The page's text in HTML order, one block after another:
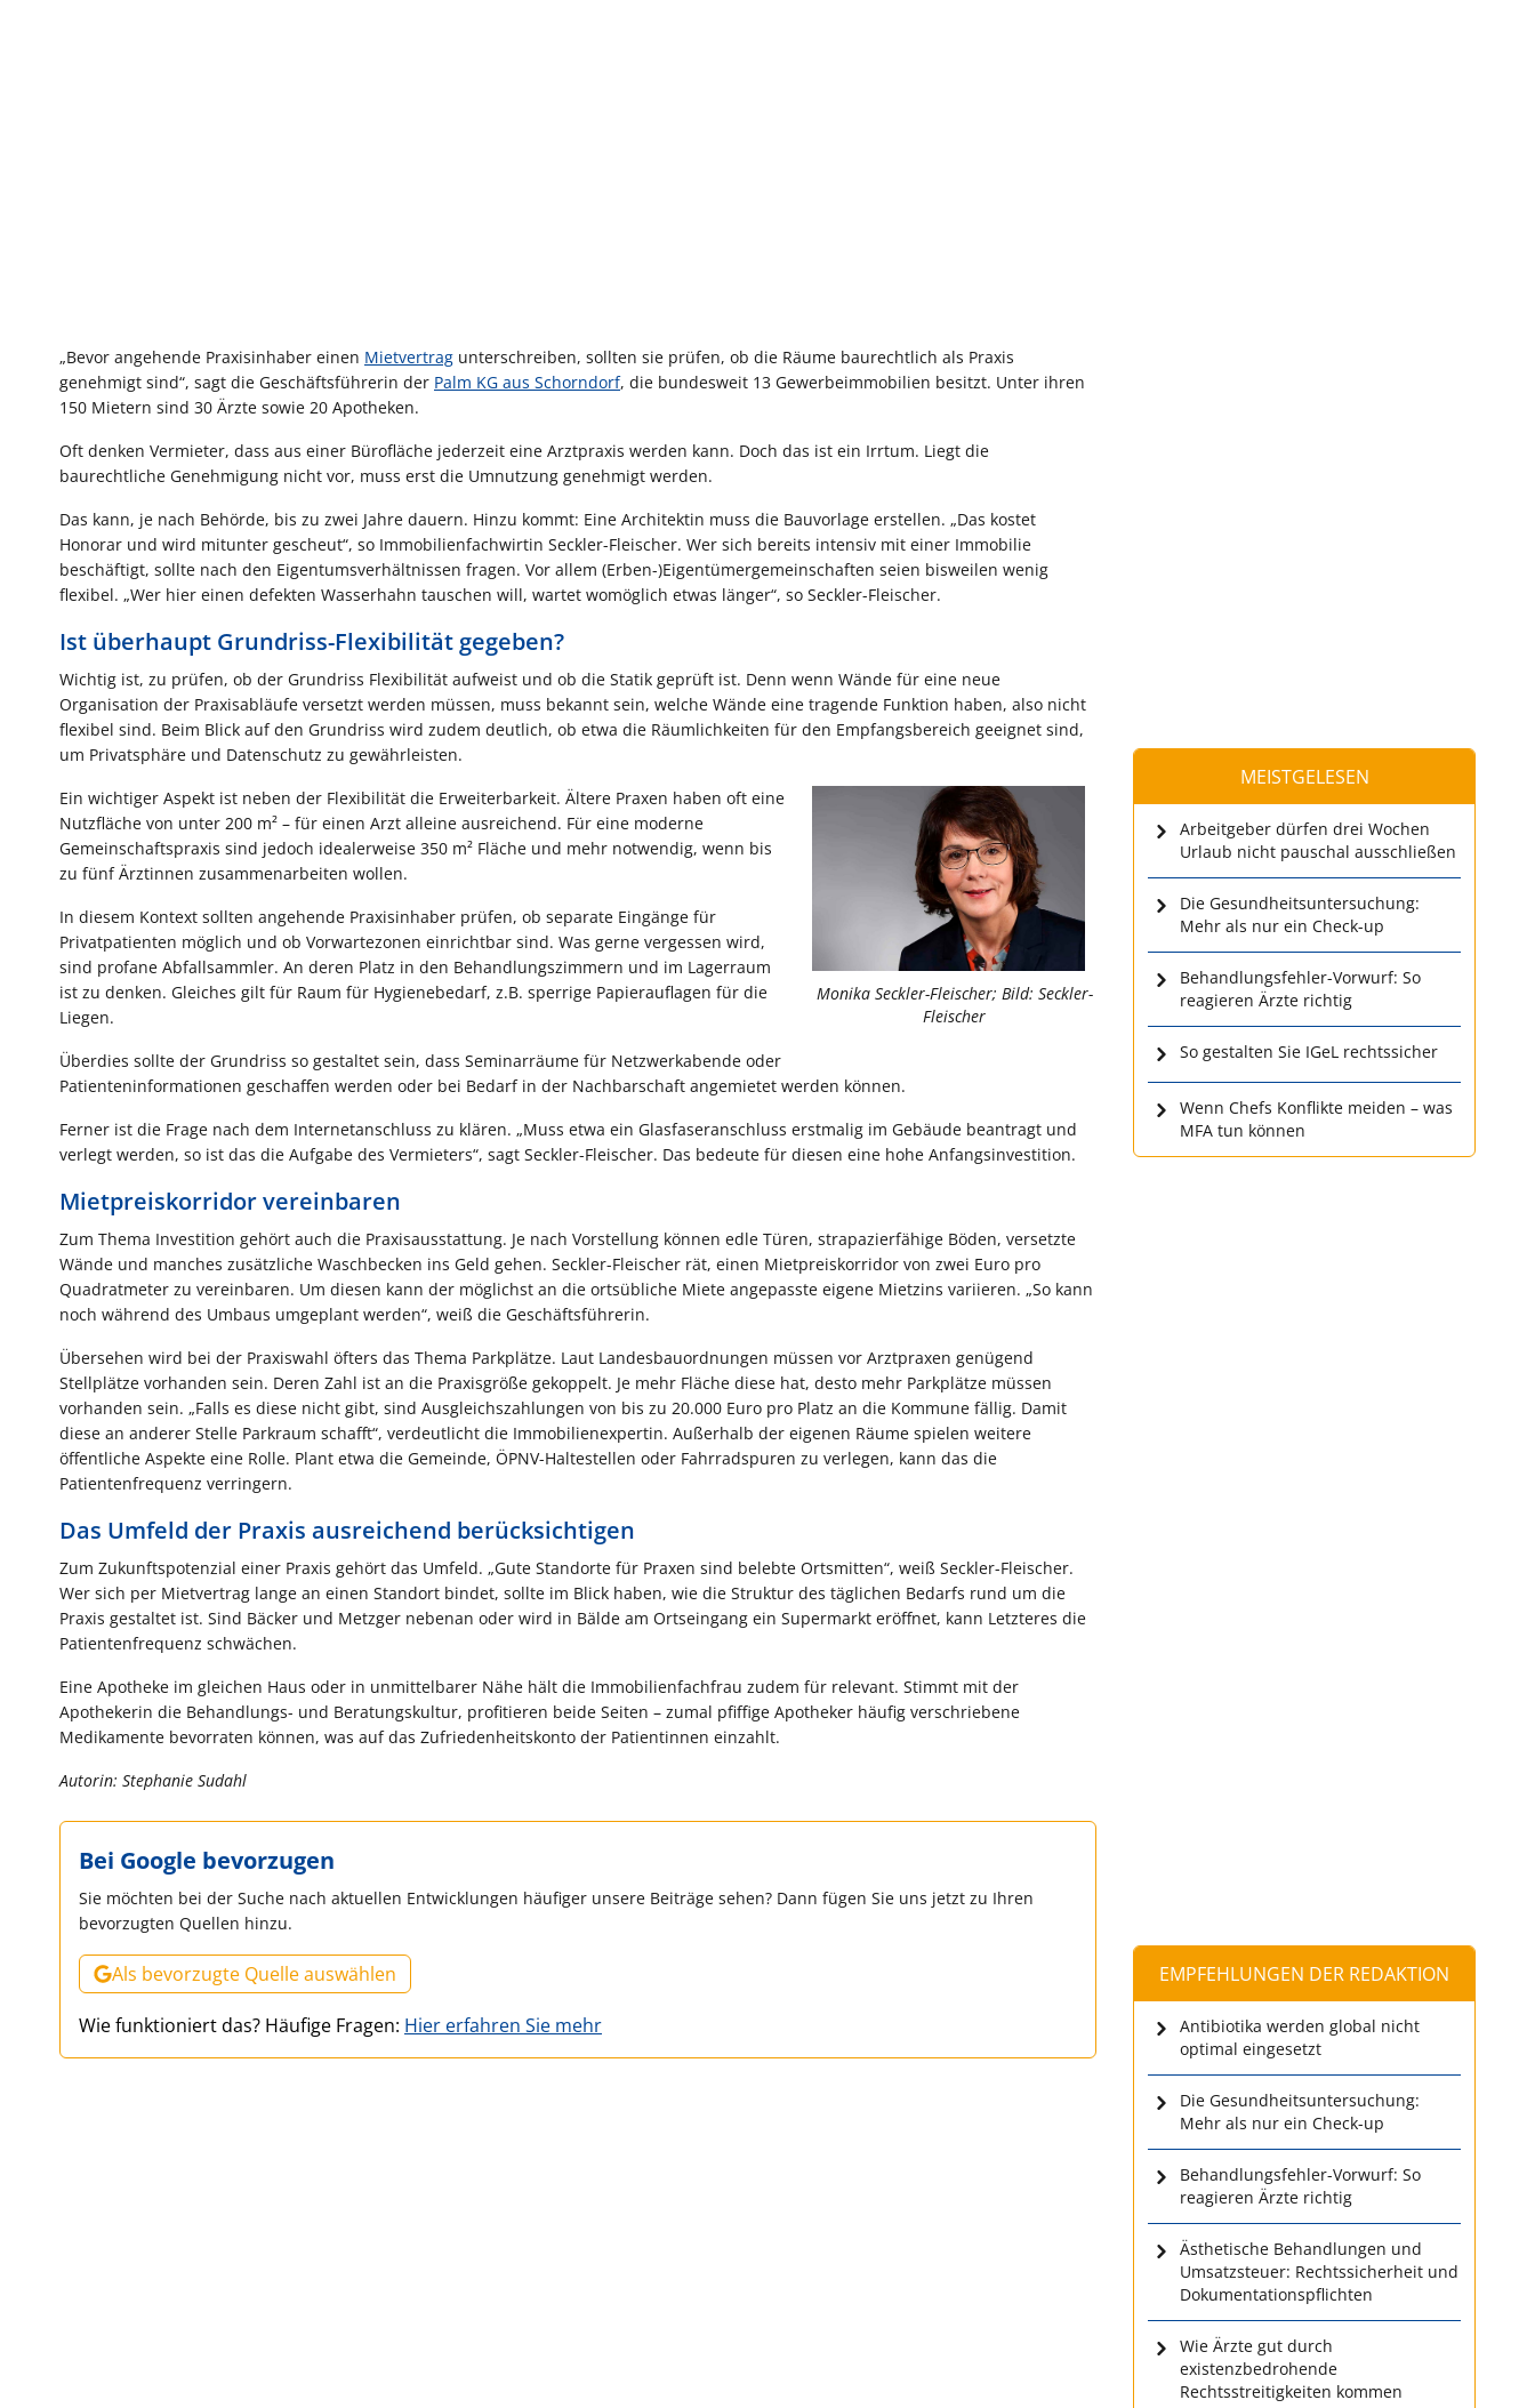
„Bevor angehende Praxisinhaber einen Mietvertrag unterschreiben, sollten sie prüfen, ob die Räume baurechtlich als Praxis
genehmigt sind“, sagt die Geschäftsführerin der Palm KG aus Schorndorf, die bundesweit 13 Gewerbeimmobilien besitzt. Unter ihren
150 Mietern sind 30 Ärzte sowie 20 Apotheken.
Oft denken Vermieter, dass aus einer Bürofläche jederzeit eine Arztpraxis werden kann. Doch das ist ein Irrtum. Liegt die
baurechtliche Genehmigung nicht vor, muss erst die Umnutzung genehmigt werden.
Das kann, je nach Behörde, bis zu zwei Jahre dauern. Hinzu kommt: Eine Architektin muss die Bauvorlage erstellen. „Das kostet
Honorar und wird mitunter gescheut“, so Immobilienfachwirtin Seckler-Fleischer. Wer sich bereits intensiv mit einer Immobilie
beschäftigt, sollte nach den Eigentumsverhältnissen fragen. Vor allem (Erben-)Eigentümergemeinschaften seien bisweilen wenig
flexibel. „Wer hier einen defekten Wasserhahn tauschen will, wartet womöglich etwas länger“, so Seckler-Fleischer.
Ist überhaupt Grundriss-Flexibilität gegeben?
Wichtig ist, zu prüfen, ob der Grundriss Flexibilität aufweist und ob die Statik geprüft ist. Denn wenn Wände für eine neue
Organisation der Praxisabläufe versetzt werden müssen, muss bekannt sein, welche Wände eine tragende Funktion haben, also nicht
flexibel sind. Beim Blick auf den Grundriss wird zudem deutlich, ob etwa die Räumlichkeiten für den Empfangsbereich geeignet sind,
um Privatsphäre und Datenschutz zu gewährleisten.
Monika Seckler-Fleischer; Bild: Seckler-
Fleischer
Ein wichtiger Aspekt ist neben der Flexibilität die Erweiterbarkeit. Ältere Praxen haben oft eine
Nutzfläche von unter 200 m² – für einen Arzt alleine ausreichend. Für eine moderne
Gemeinschaftspraxis sind jedoch idealerweise 350 m² Fläche und mehr notwendig, wenn bis
zu fünf Ärztinnen zusammenarbeiten wollen.
In diesem Kontext sollten angehende Praxisinhaber prüfen, ob separate Eingänge für
Privatpatienten möglich und ob Vorwartezonen einrichtbar sind. Was gerne vergessen wird,
sind profane Abfallsammler. An deren Platz in den Behandlungszimmern und im Lagerraum
ist zu denken. Gleiches gilt für Raum für Hygienebedarf, z.B. sperrige Papierauflagen für die
Liegen.
Überdies sollte der Grundriss so gestaltet sein, dass Seminarräume für Netzwerkabende oder
Patienteninformationen geschaffen werden oder bei Bedarf in der Nachbarschaft angemietet werden können.
Ferner ist die Frage nach dem Internetanschluss zu klären. „Muss etwa ein Glasfaseranschluss erstmalig im Gebäude beantragt und
verlegt werden, so ist das die Aufgabe des Vermieters“, sagt Seckler-Fleischer. Das bedeute für diesen eine hohe Anfangsinvestition.
Mietpreiskorridor vereinbaren
Zum Thema Investition gehört auch die Praxisausstattung. Je nach Vorstellung können edle Türen, strapazierfähige Böden, versetzte
Wände und manches zusätzliche Waschbecken ins Geld gehen. Seckler-Fleischer rät, einen Mietpreiskorridor von zwei Euro pro
Quadratmeter zu vereinbaren. Um diesen kann der möglichst an die ortsübliche Miete angepasste eigene Mietzins variieren. „So kann
noch während des Umbaus umgeplant werden“, weiß die Geschäftsführerin.
Übersehen wird bei der Praxiswahl öfters das Thema Parkplätze. Laut Landesbauordnungen müssen vor Arztpraxen genügend
Stellplätze vorhanden sein. Deren Zahl ist an die Praxisgröße gekoppelt. Je mehr Fläche diese hat, desto mehr Parkplätze müssen
vorhanden sein. „Falls es diese nicht gibt, sind Ausgleichszahlungen von bis zu 20.000 Euro pro Platz an die Kommune fällig. Damit
diese an anderer Stelle Parkraum schafft“, verdeutlicht die Immobilienexpertin. Außerhalb der eigenen Räume spielen weitere
öffentliche Aspekte eine Rolle. Plant etwa die Gemeinde, ÖPNV-Haltestellen oder Fahrradspuren zu verlegen, kann das die
Patientenfrequenz verringern.
Das Umfeld der Praxis ausreichend berücksichtigen
Zum Zukunftspotenzial einer Praxis gehört das Umfeld. „Gute Standorte für Praxen sind belebte Ortsmitten“, weiß Seckler-Fleischer.
Wer sich per Mietvertrag lange an einen Standort bindet, sollte im Blick haben, wie die Struktur des täglichen Bedarfs rund um die
Praxis gestaltet ist. Sind Bäcker und Metzger nebenan oder wird in Bälde am Ortseingang ein Supermarkt eröffnet, kann Letzteres die
Patientenfrequenz schwächen.
Eine Apotheke im gleichen Haus oder in unmittelbarer Nähe hält die Immobilienfachfrau zudem für relevant. Stimmt mit der
Apothekerin die Behandlungs- und Beratungskultur, profitieren beide Seiten – zumal pfiffige Apotheker häufig verschriebene
Medikamente bevorraten können, was auf das Zufriedenheitskonto der Patientinnen einzahlt.
Autorin: Stephanie Sudahl
Bei Google bevorzugen
Sie möchten bei der Suche nach aktuellen Entwicklungen häufiger unsere Beiträge sehen? Dann fügen Sie uns jetzt zu Ihren
bevorzugten Quellen hinzu.
Als bevorzugte Quelle auswählen
Wie funktioniert das? Häufige Fragen: Hier erfahren Sie mehr
MEISTGELESEN
Arbeitgeber dürfen drei Wochen
Urlaub nicht pauschal ausschließen
Die Gesundheitsuntersuchung:
Mehr als nur ein Check-up
Behandlungsfehler-Vorwurf: So
reagieren Ärzte richtig
So gestalten Sie IGeL rechtssicher
Wenn Chefs Konflikte meiden – was
MFA tun können
EMPFEHLUNGEN DER REDAKTION
Antibiotika werden global nicht
optimal eingesetzt
Die Gesundheitsuntersuchung:
Mehr als nur ein Check-up
Behandlungsfehler-Vorwurf: So
reagieren Ärzte richtig
Ästhetische Behandlungen und
Umsatzsteuer: Rechtssicherheit und
Dokumentationspflichten
Wie Ärzte gut durch
existenzbedrohende
Rechtsstreitigkeiten kommen